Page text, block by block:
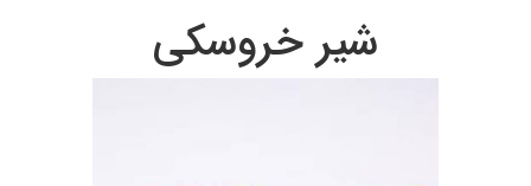
شیر خروسکی